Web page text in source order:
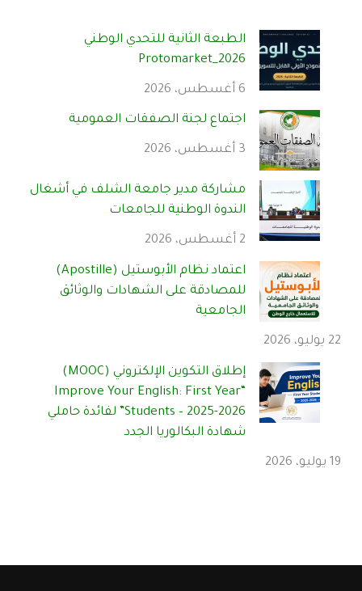
الطبعة الثانية للتحدي الوطني
Protomarket_2026
6 أغسطس، 2026
اجتماع لجنة الصفقات العمومية
3 أغسطس، 2026
مشاركة مدير جامعة الشلف في أشغال
الندوة الوطنية للجامعات
2 أغسطس، 2026
اعتماد نظام الأبوستيل (Apostille)
للمصادقة على الشهادات والوثائق
الجامعية
22 يوليو، 2026
إطلاق التكوين الإلكتروني (MOOC)
“Improve Your English: First Year
Students – 2025-2026” لفائدة حاملي
شهادة البكالوريا الجدد
19 يوليو، 2026